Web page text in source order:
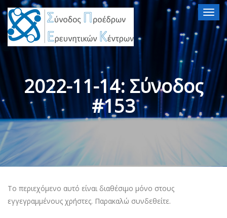
2022-11-14: Σύνοδος
#153
Το περιεχόμενο αυτό είναι διαθέσιμο μόνο στους
εγγεγραμμένους χρήστες. Παρακαλώ συνδεθείτε.